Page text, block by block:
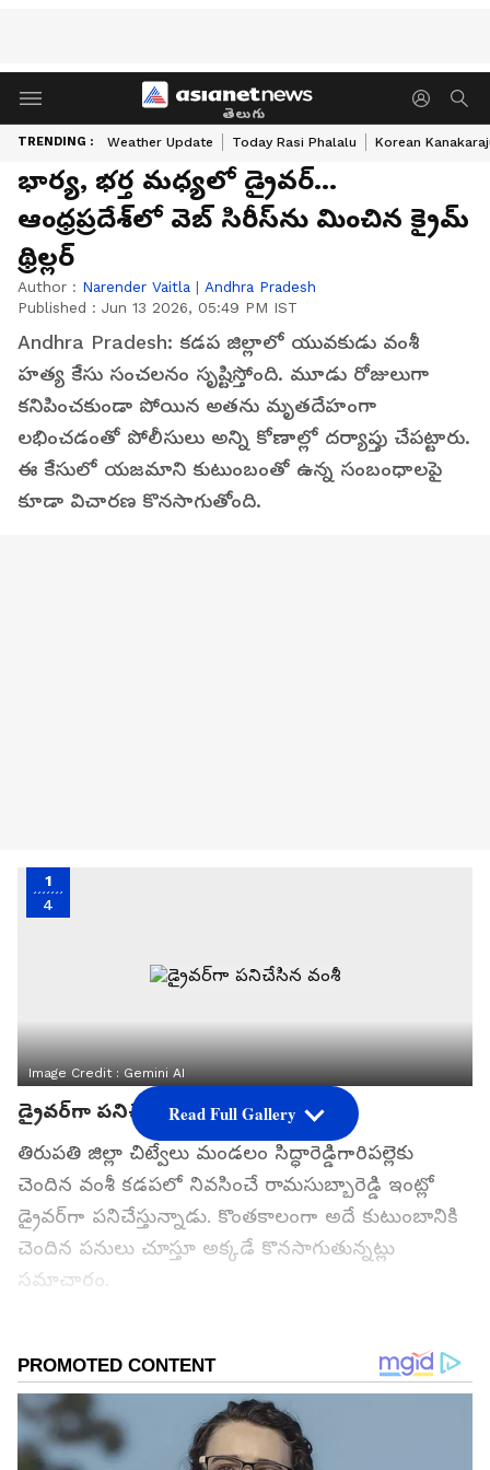
తెలుగు
TRENDING : Weather Update Today Rasi Phalalu Korean
భార్య‌, భ‌ర్త మ‌ధ్య‌లో డ్రైవ‌ర్‌...
ఆంధ్ర‌ప్ర‌దేశ్‌లో వెబ్ సిరీస్‌ను మించిన క్రైమ్
థ్రిల్ల‌ర్‌
Author : Narender Vaitla | Andhra Pradesh
Published : Jun 13 2026, 05:49 PM IST
Andhra Pradesh: కడప జిల్లాలో యువకుడు వంశీ
హత్య కేసు సంచలనం సృష్టిస్తోంది. మూడు రోజులుగా
కనిపించకుండా పోయిన అతను మృతదేహంగా
లభించడంతో పోలీసులు అన్ని కోణాల్లో దర్యాప్తు చేపట్టారు.
ఈ కేసులో యజమాని కుటుంబంతో ఉన్న సంబంధాలపై
కూడా విచారణ కొనసాగుతోంది.
1
4
Image Credit :Gemini AI
డ్రైవర్‌గా పనిచేసిన వంశీ
తిరుపతి జిల్లా చిట్వేలు మండలం సిద్ధారెడ్డిగారిపల్లెకు
చెందిన వంశీ కడపలో నివసించే రామసుబ్బారెడ్డి ఇంట్లో
డ్రైవర్‌గా పనిచేస్తున్నాడు. కొంతకాలంగా అదే కుటుంబానికి
చెందిన పనులు చూస్తూ అక్కడే కొనసాగుతున్నట్లు
సమాచారం.
ను మీ ఫ్రిఫర్డ్ సోర్స్ గా ఎంచుకోండి
Read Full Gallery